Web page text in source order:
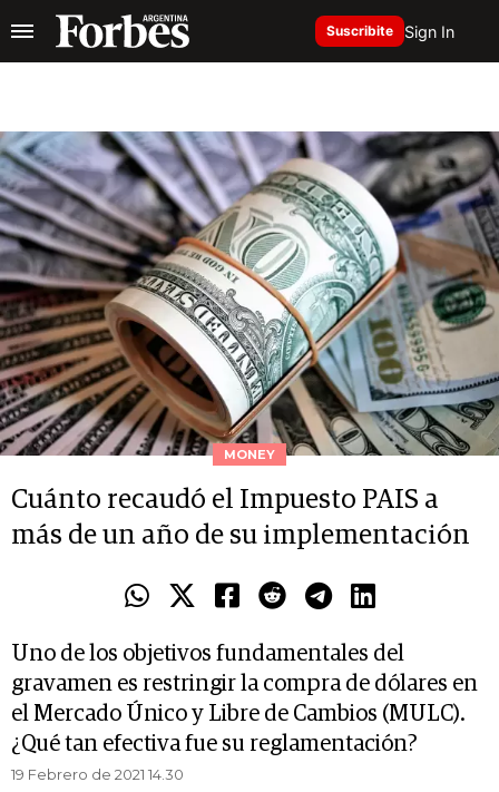
Suscribite Sign In
MONEY
Cuánto recaudó el Impuesto PAIS a
más de un año de su implementación
Uno de los objetivos fundamentales del
gravamen es restringir la compra de dólares en
el Mercado Único y Libre de Cambios (MULC).
¿Qué tan efectiva fue su reglamentación?
19 Febrero de 2021 14.30